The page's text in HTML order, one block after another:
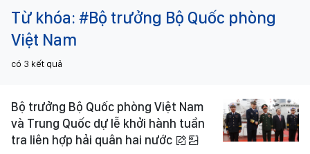
Từ khóa: #Bộ trưởng Bộ Quốc phòng
Việt Nam
có 3 kết quả
Bộ trưởng Bộ Quốc phòng Việt Nam
và Trung Quốc dự lễ khởi hành tuần
tra liên hợp hải quân hai nước